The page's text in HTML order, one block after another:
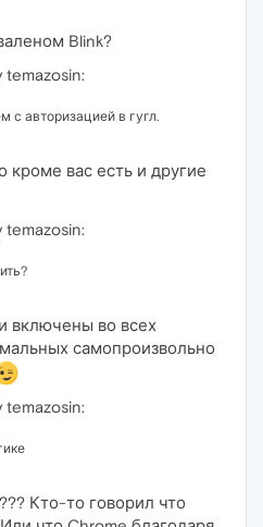
Blink?
temazosin:
с авторизацией в гугл.
кроме вас есть и другие
temazosin:
включены во всех
самопроизвольно
temazosin:
Кто-то говорил что